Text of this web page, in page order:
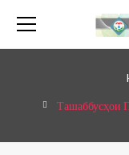
Ташаббусҳои